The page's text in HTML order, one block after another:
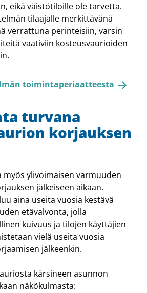
eikä väistötiloille ole tarvetta.
tilaajalle merkittävänä
verrattuna perinteisiin, varsin
vaativiin kosteusvaurioiden
toimintaperiaatteesta
turvana
korjauksen
myös ylivoimaisen varmuuden
jälkeiseen aikaan.
aina useita vuosia kestävä
etävalvonta, jolla
kuivuus ja tilojen käyttäjien
vielä useita vuosia
jälkeenkin.
kärsineen asunnon
näkökulmasta: